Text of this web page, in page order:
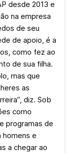
desde 2013 e
na empresa
de seu
de apoio, é a
como fez ao
de sua filha.
mas que
as
diz. Sob
como
programas de
homens e
a chegar ao